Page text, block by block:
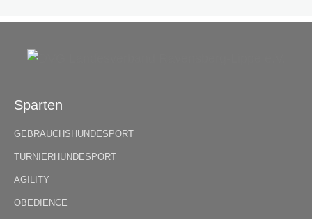
Sparten
GEBRAUCHSHUNDESPORT
TURNIERHUNDESPORT
AGILITY
OBEDIENCE